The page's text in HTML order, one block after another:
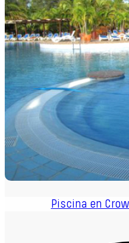
Piscina en